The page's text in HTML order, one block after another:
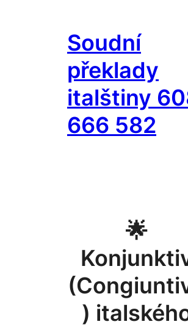
obsahSoudní
překlady
italštiny
666 582
🌟
)